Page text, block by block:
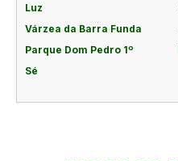
Luz
Várzea da Barra Funda
Parque Dom Pedro 1º
Sé